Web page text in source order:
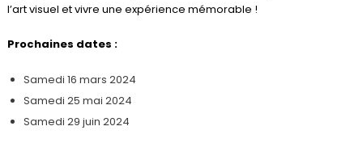
l’art visuel et vivre une expérience mémorable !
Prochaines dates :
Samedi 16 mars 2024
Samedi 25 mai 2024
Samedi 29 juin 2024